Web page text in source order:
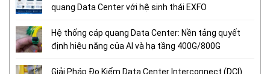
quang Data Center với hệ sinh thái EXFO
Hệ thống cáp quang Data Center: Nền tảng quyết
định hiệu năng của AI và hạ tầng 400G/800G
Giải Pháp Đo Kiểm Data Center Interconnect (DCI)